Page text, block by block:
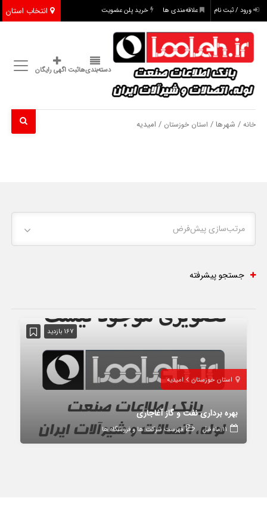
انتخاب استان ورود / ثبت نام علاقه‌مندی ها خرید پلن عضویت
دسته‌بندی‌هاثبت اگهی رایگان
خانه / شهرها / استان خوزستان / امیدیه
مرتب‌سازی پیش‌فرض
جستجو پیشرفته
167 بازدید
استان خوزستان امیدیه
بهره برداری نفت و گاز آغاجاری
11 ماه قبل فهرست شرکت ها و فروشگاه ها